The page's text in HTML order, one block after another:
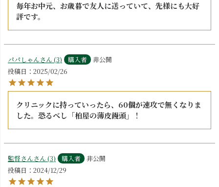
毎年お中元、お歳暮で友人に送っていて、先様にも大好
パパしゃん 3 購入者
非公開
投稿日
2025/02/26
クリニックに持っていったら、60個が速攻で無くなりま
した。恐るべし「柏屋の薄皮饅頭」！
監督さん 3 購入者
非公開
投稿日
2024/12/29